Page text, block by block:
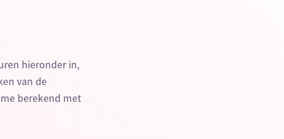
hieronder in,
van de
berekend met